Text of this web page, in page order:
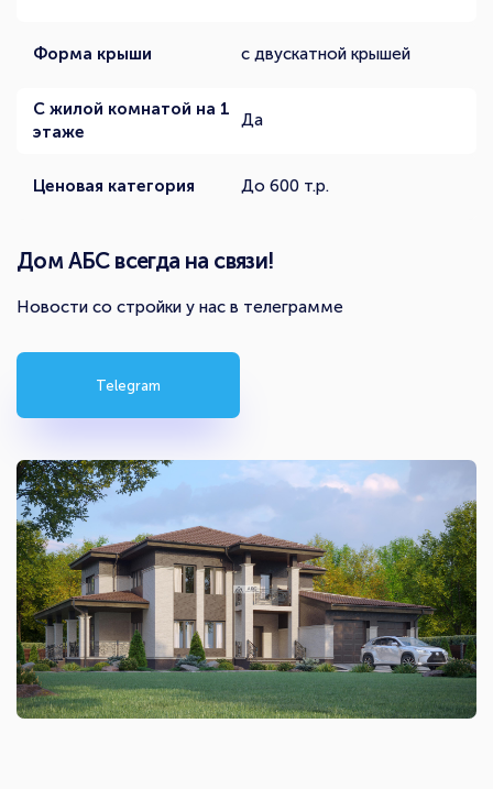
Форма крыши с двускатной крышей
С жилой комнатой на 1
этаже
Да
Ценовая категория До 600 т.р.
Дом АБС всегда на связи!
Новости со стройки у нас в телеграмме
Telegram